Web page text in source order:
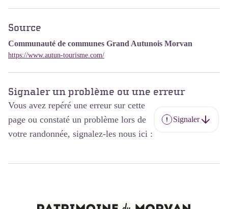
Source
Communauté de communes Grand Autunois Morvan
https://www.autun-tourisme.com/
Signaler un problème ou une erreur
Vous avez repéré une erreur sur cette
page ou constaté un problème lors de
votre randonnée, signalez-les nous ici :
Signaler